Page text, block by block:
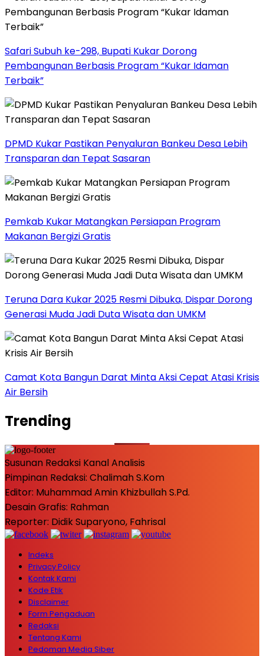
Safari Subuh ke-298, Bupati Kukar Dorong
Pembangunan Berbasis Program “Kukar Idaman
Terbaik”
DPMD Kukar Pastikan Penyaluran Bankeu Desa Lebih
Transparan dan Tepat Sasaran
Pemkab Kukar Matangkan Persiapan Program
Makanan Bergizi Gratis
Teruna Dara Kukar 2025 Resmi Dibuka, Dispar Dorong
Generasi Muda Jadi Duta Wisata dan UMKM
Camat Kota Bangun Darat Minta Aksi Cepat Atasi Krisis
Air Bersih
Trending
Susunan Redaksi Kanal Analisis
Pimpinan Redaksi: Chalimah S.Kom
Editor: Muhammad Amin Khizbullah S.Pd.
Desain Grafis: Rahman
Reporter: Didik Suparyono, Fahrisal
Indeks
Privacy Policy
Kontak Kami
Kode Etik
Disclaimer
Form Pengaduan
Redaksi
Tentang Kami
Pedoman Media Siber